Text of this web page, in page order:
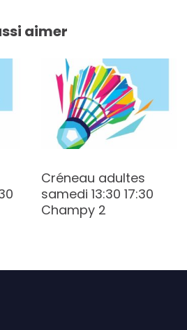
aimer
Créneau adultes
samedi 13:30 17:30
Champy 2